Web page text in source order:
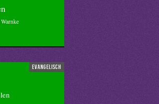
evangelisch